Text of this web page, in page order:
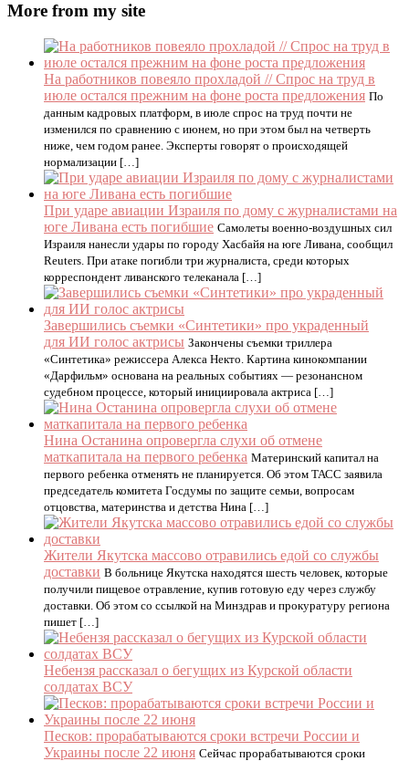
More from my site
На работников повеяло прохладой // Спрос на труд в
июле остался прежним на фоне роста предложения По
данным кадровых платформ, в июле спрос на труд почти не
изменился по сравнению с июнем, но при этом был на четверть
ниже, чем годом ранее. Эксперты говорят о происходящей
нормализации […]
При ударе авиации Израиля по дому с журналистами на
юге Ливана есть погибшие Самолеты военно-воздушных сил
Израиля нанесли удары по городу Хасбайя на юге Ливана, сообщил
Reuters. При атаке погибли три журналиста, среди которых
корреспондент ливанского телеканала […]
Завершились съемки «Синтетики» про украденный
для ИИ голос актрисы Закончены съемки триллера
«Синтетика» режиссера Алекса Некто. Картина кинокомпании
«Дарфильм» основана на реальных событиях — резонансном
судебном процессе, который инициировала актриса […]
Нина Останина опровергла слухи об отмене
маткапитала на первого ребенка Материнский капитал на
первого ребенка отменять не планируется. Об этом ТАСС заявила
председатель комитета Госдумы по защите семьи, вопросам
отцовства, материнства и детства Нина […]
Жители Якутска массово отравились едой со службы
доставки В больнице Якутска находятся шесть человек, которые
получили пищевое отравление, купив готовую еду через службу
доставки. Об этом со ссылкой на Минздрав и прокуратуру региона
пишет […]
Небензя рассказал о бегущих из Курской области
солдатах ВСУ
Песков: прорабатываются сроки встречи России и
Украины после 22 июня Сейчас прорабатываются сроки